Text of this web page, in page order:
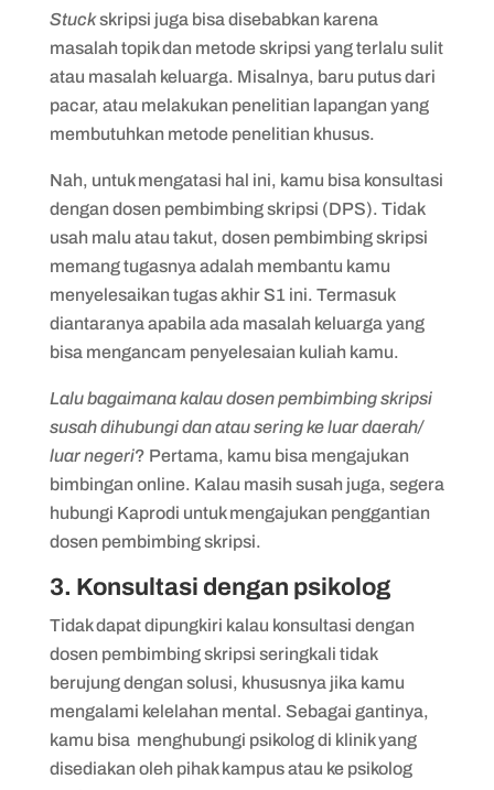
Stuckskripsi juga bisa disebabkan karena
masalah topik dan metode skripsi yang terlalu sulit
atau masalah keluarga. Misalnya, baru putus dari
pacar, atau melakukan penelitian lapangan yang
membutuhkan metode penelitian khusus.
Nah, untuk mengatasi hal ini, kamu bisa konsultasi
dengan dosen pembimbing skripsi (DPS). Tidak
usah malu atau takut, dosen pembimbing skripsi
memang tugasnya adalah membantu kamu
menyelesaikan tugas akhir S1 ini. Termasuk
diantaranya apabila ada masalah keluarga yang
bisa mengancam penyelesaian kuliah kamu.
Lalu bagaimana kalau dosen pembimbing skripsi
susah dihubungi dan atau sering ke luar daerah/
luar negeri? Pertama, kamu bisa mengajukan
bimbingan online. Kalau masih susah juga, segera
hubungi Kaprodi untuk mengajukan penggantian
dosen pembimbing skripsi.
3. Konsultasi dengan psikolog
Tidak dapat dipungkiri kalau konsultasi dengan
dosen pembimbing skripsi seringkali tidak
berujung dengan solusi, khususnya jika kamu
mengalami kelelahan mental. Sebagai gantinya,
kamu bisa menghubungi psikolog di klinik yang
disediakan oleh pihak kampus atau ke psikolog